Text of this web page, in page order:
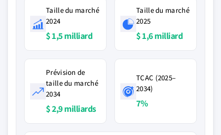
Taille du marché
2024
$ 1,5 milliard
Taille du marché
2025
$ 1,6 milliard
Prévision de
taille du marché
2034
$ 2,9 milliards
TCAC (2025–
2034)
7%